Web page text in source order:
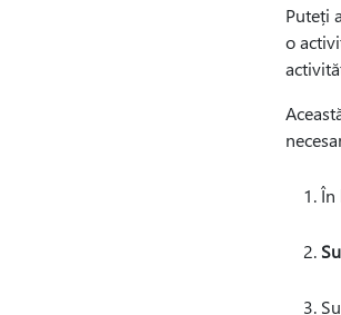
Puteți
o
În